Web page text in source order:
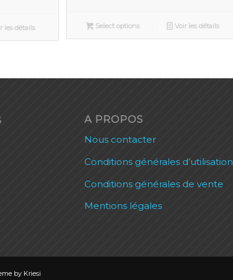
les détails Select options Voir les détails
A PROPOS
Nous contacter
Conditions générales d’utilisation
Conditions générales de vente
Mentions légales
by Kriesi